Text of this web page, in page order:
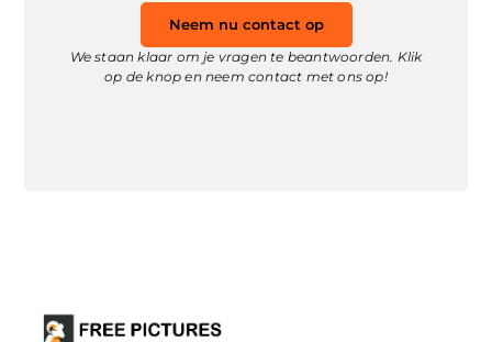
Neem nu contact op
We staan klaar om je vragen te beantwoorden. Klik
op de knop en neem contact met ons op!